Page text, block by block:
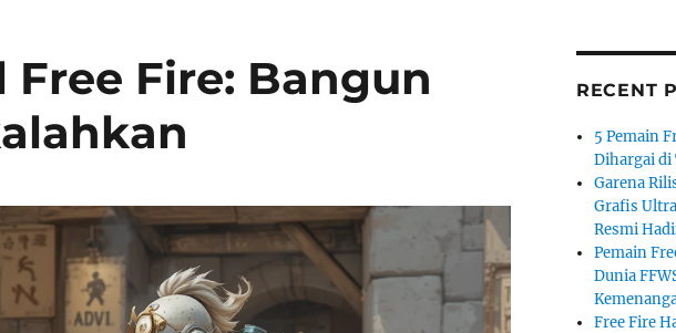
Fire: Bangun
RECENT
5 Pemain
Dihargai di
Garena
Grafis
Resmi
Pemain
Dunia
Free Fire